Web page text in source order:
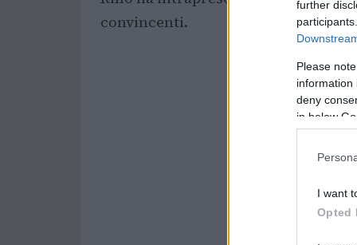
further
Please
information
deny
in below
I want
Opted
convincenti.